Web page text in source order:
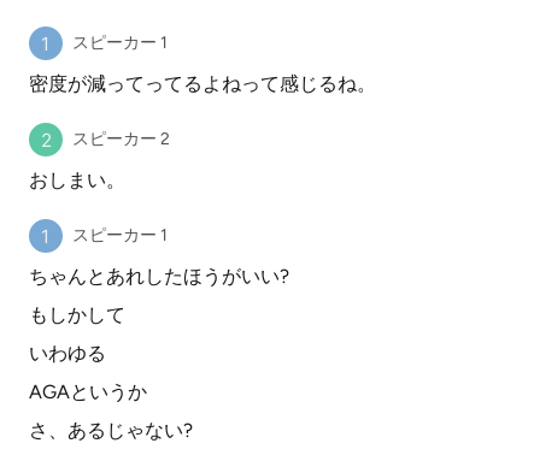
スピーカー 1
密度が減ってってるよねって感じるね。
スピーカー 2
おしまい。
スピーカー 1
ちゃんとあれしたほうがいい?
もしかして
いわゆる
AGAというか
さ、あるじゃない?